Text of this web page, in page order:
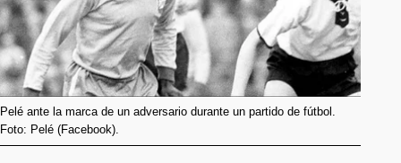
Pelé ante la marca de un adversario durante un partido de fútbol.
Foto: Pelé (Facebook).